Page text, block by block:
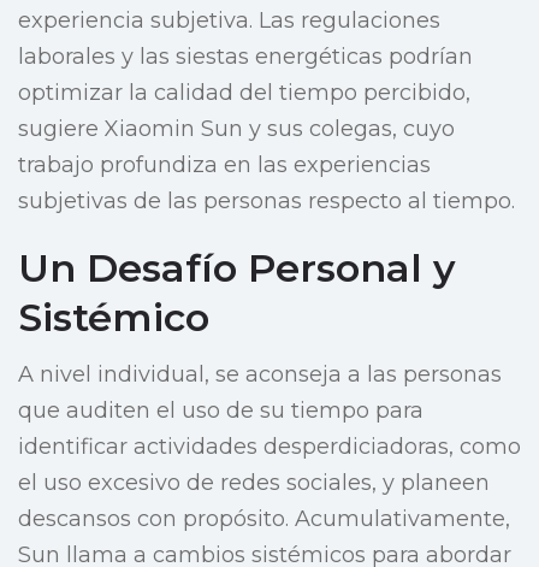
experiencia subjetiva. Las regulaciones
laborales y las siestas energéticas podrían
optimizar la calidad del tiempo percibido,
sugiere Xiaomin Sun y sus colegas, cuyo
trabajo profundiza en las experiencias
subjetivas de las personas respecto al tiempo.
Un Desafío Personal y
Sistémico
A nivel individual, se aconseja a las personas
que auditen el uso de su tiempo para
identificar actividades desperdiciadoras, como
el uso excesivo de redes sociales, y planeen
descansos con propósito. Acumulativamente,
Sun llama a cambios sistémicos para abordar